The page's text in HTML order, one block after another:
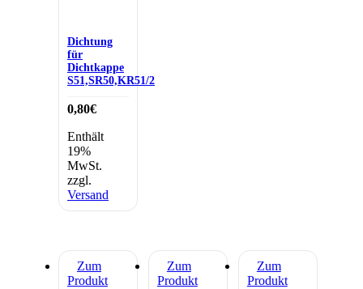
Dichtung
für
Dichtkappe
S51,SR50,KR51/2
0,80€
Enthält
19%
MwSt.
zzgl.
Versand
Zum
Produkt
Zum
Produkt
Zum
Produkt